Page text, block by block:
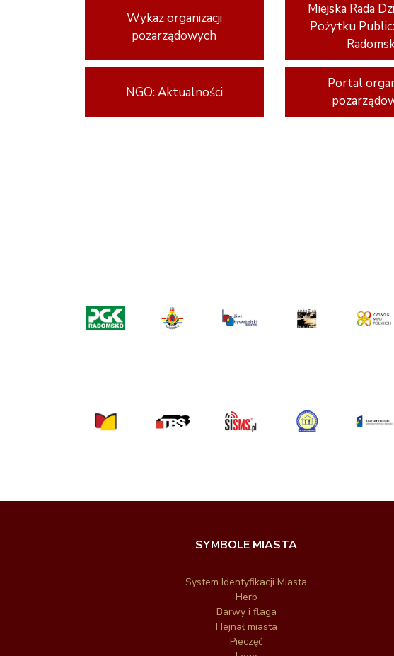
Wykaz organizacji
pozarządowych
Miejska Rada
Pożytku
NGO: Aktualności
Portal
SYMBOLE MIASTA
System Identyfikacji Miasta
Herb
Barwy i flaga
Hejnał miasta
Pieczęć